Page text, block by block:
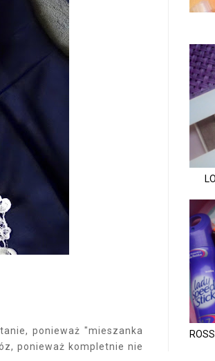
ponieważ "mieszanka
ponieważ kompletnie nie